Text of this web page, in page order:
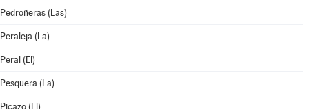
Pedroñeras (Las)
Peraleja (La)
Peral (El)
Pesquera (La)
Picazo (El)